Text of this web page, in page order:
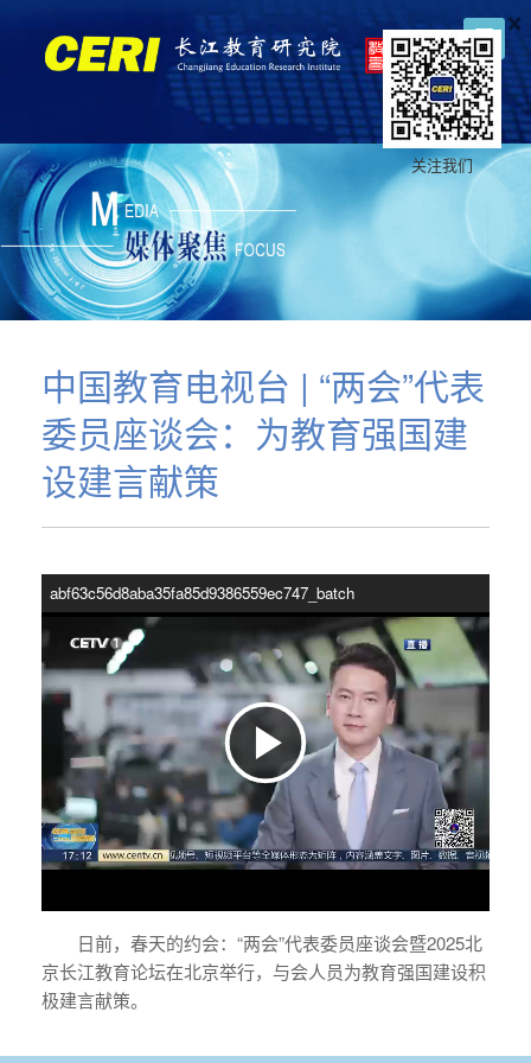
中国教育电视台 | “两会”代表
委员座谈会：为教育强国建
设建言献策
abf63c56d8aba35fa85d9386559ec747_batch
P
l
a
日前，春天的约会：“两会”代表委员座谈会暨2025北
京长江教育论坛在北京举行，与会人员为教育强国建设积
极建言献策。
关注我们
×